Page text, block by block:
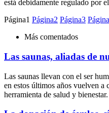
está debidamente regulado por
Página1 Página2 Página3 Página
Más comentados
Las saunas, aliadas de
Las saunas llevan con el ser
en estos últimos años vuelven a
herramienta de salud y